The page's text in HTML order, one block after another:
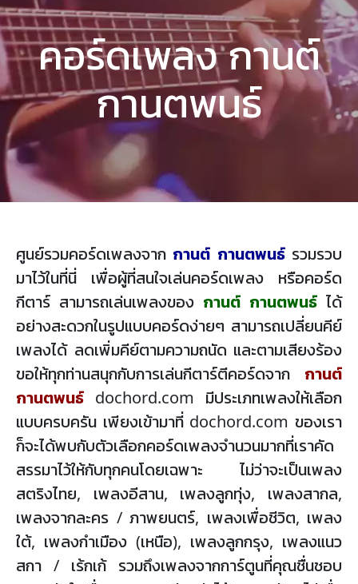
คอร์ดเพลง กานต์
กานตพนธ์
ศูนย์รวมคอร์ดเพลงจาก กานต์ กานตพนธ์รวมรวบ
มาไว้ในที่นี่ เพื่อผู้ที่สนใจเล่นคอร์ดเพลง หรือคอร์ด
กีตาร์ สามารถเล่นเพลงของ กานต์ กานตพนธ์ ได้
อย่างสะดวกในรูปแบบคอร์ดง่ายๆ สามารถเปลี่ยนคีย์
เพลงได้ ลดเพิ่มคีย์ตามความถนัด และตามเสียงร้อง
ขอให้ทุกท่านสนุกกับการเล่นกีตาร์ตีคอร์ดจาก กานต์
กานตพนธ์ dochord.com มีประเภทเพลงให้เลือก
แบบครบครัน เพียงเข้ามาที่ dochord.com ของเรา
ก็จะได้พบกับตัวเลือกคอร์ดเพลงจำนวนมากที่เราคัด
สรรมาไว้ให้กับทุกคนโดยเฉพาะ ไม่ว่าจะเป็นเพลง
สตริงไทย, เพลงอีสาน, เพลงลูกทุ่ง, เพลงสากล,
เพลงจากละคร / ภาพยนตร์, เพลงเพื่อชีวิต, เพลง
ใต้, เพลงกำเมือง (เหนือ), เพลงลูกกรุง, เพลงแนว
สกา / เร้กเก้ รวมถึงเพลงจากการ์ตูนที่คุณชื่นชอบ